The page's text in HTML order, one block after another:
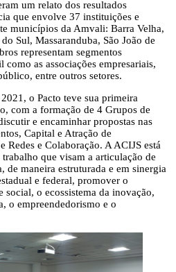
um relato dos resultados
que envolve 37 instituições e
municípios da Amvali: Barra Velha,
Sul, Massaranduba, São João de
representam segmentos
as associações empresariais,
entre outros setores.
o Pacto teve sua primeira
com a formação de 4 Grupos de
e encaminhar propostas nas
Capital e Atração de
Redes e Colaboração. A ACIJS está
que visam a articulação de
de maneira estruturada e em sinergia
e federal, promover o
o ecossistema da inovação,
o empreendedorismo e o